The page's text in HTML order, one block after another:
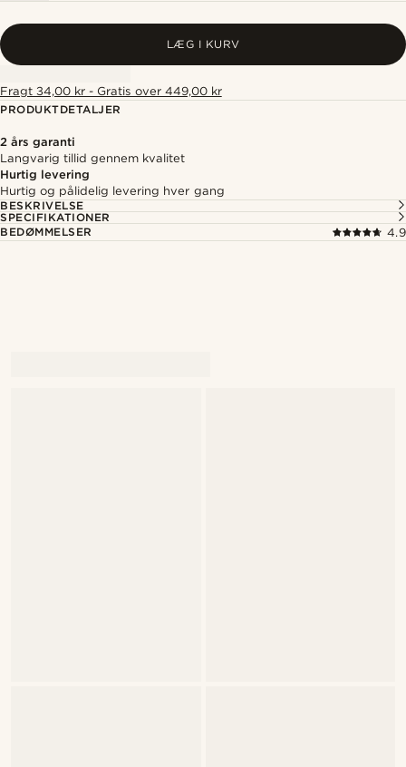
LÆG I KURV
Fragt 34,00 kr - Gratis over 449,00 kr
PRODUKTDETALJER
2 års garanti
Langvarig tillid gennem kvalitet
Hurtig levering
Hurtig og pålidelig levering hver gang
BESKRIVELSE
SPECIFIKATIONER
BEDØMMELSER
4.9